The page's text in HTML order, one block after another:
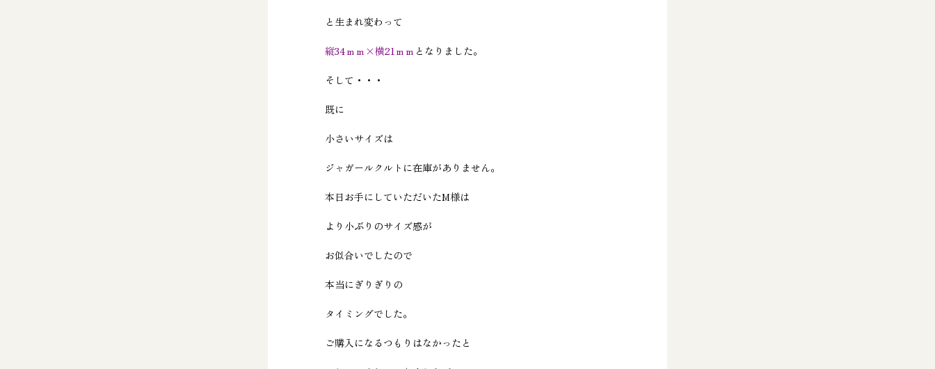
と生まれ変わって
縦34ｍｍ×横21ｍｍ となりました。
そして・・・
既に
小さいサイズは
ジャガールクルトに在庫がありません。
本日お手にしていただいたM様は
より小ぶりのサイズ感が
お似合いでしたので
本当にぎりぎりの
タイミングでした。
ご購入になるつもりはなかったと